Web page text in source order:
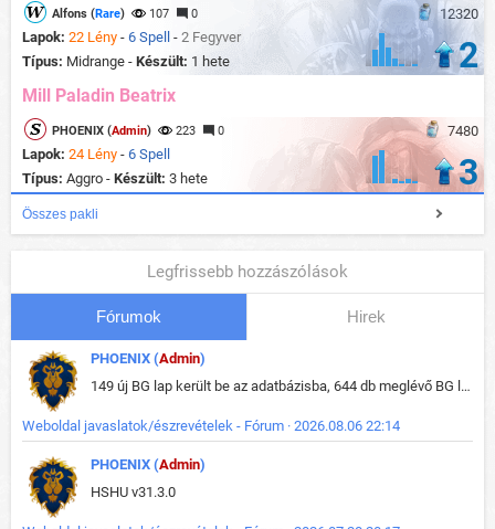
12320
Alfons (Rare) 107 0
Lapok: 22 Lény - 6 Spell - 2 Fegyver
Típus: Midrange - Készült: 1 hete 2
Mill Paladin Beatrix
7480
PHOENIX (Admin) 223 0
Lapok: 24 Lény - 6 Spell
Típus: Aggro - Készült: 3 hete 3
Összes pakli
Legfrissebb hozzászólások
Fórumok Hirek
PHOENIX (Admin)
149 új BG lap került be az adatbázisba, 644 db meglévő BG lap módosult, bekerültek az új képek a megváltozott lapokhoz is.
Weboldal javaslatok/észrevételek - Fórum · 2026.08.06 22:14
PHOENIX (Admin)
HSHU v31.3.0